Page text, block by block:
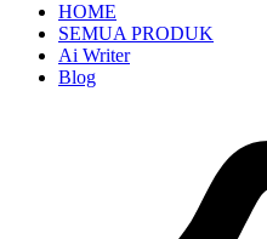
HOME
SEMUA PRODUK
Ai Writer
Blog